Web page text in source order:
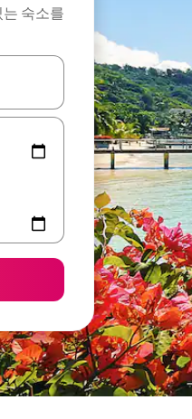
숙소를
터치 또는 스와이프 동작으로